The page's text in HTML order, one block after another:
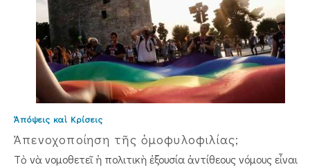
Ἀπόψεις καὶ Κρίσεις
Ἀπενοχοποίηση τῆς ὁμοφυλοφιλίας;
Τὸ νὰ νομοθετεῖ ἡ πολιτικὴ ἐξουσία ἀντίθεους νόμους εἶναι